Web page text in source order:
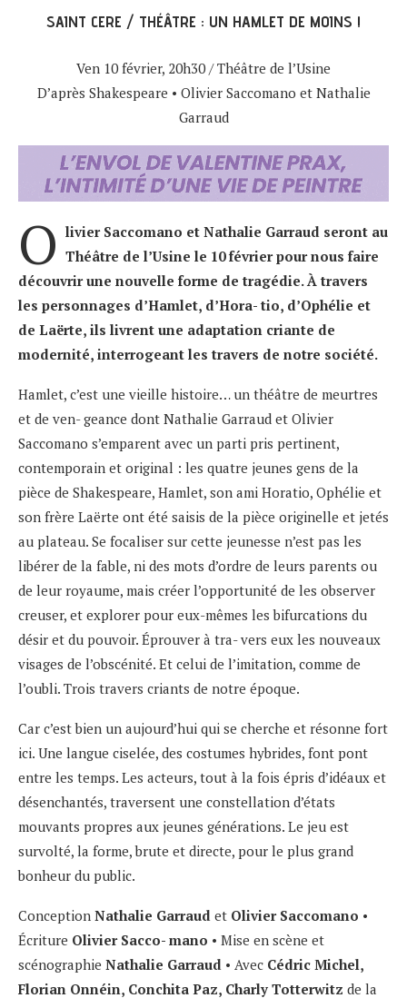
SAINT CERE / THÉÂTRE : UN HAMLET DE MOINS !
Ven 10 février, 20h30 / Théâtre de l’Usine
D’après Shakespeare • Olivier Saccomano et Nathalie
Garraud
O livier Saccomano et Nathalie Garraud seront au
Théâtre de l’Usine le 10 février pour nous faire
découvrir une nouvelle forme de tragédie. À travers
les personnages d’Hamlet, d’Hora- tio, d’Ophélie et
de Laërte, ils livrent une adaptation criante de
modernité, interrogeant les travers de notre société.
Hamlet, c’est une vieille histoire… un théâtre de meurtres
et de ven- geance dont Nathalie Garraud et Olivier
Saccomano s’emparent avec un parti pris pertinent,
contemporain et original : les quatre jeunes gens de la
pièce de Shakespeare, Hamlet, son ami Horatio, Ophélie et
son frère Laërte ont été saisis de la pièce originelle et jetés
au plateau. Se focaliser sur cette jeunesse n’est pas les
libérer de la fable, ni des mots d’ordre de leurs parents ou
de leur royaume, mais créer l’opportunité de les observer
creuser, et explorer pour eux-mêmes les bifurcations du
désir et du pouvoir. Éprouver à tra- vers eux les nouveaux
visages de l’obscénité. Et celui de l’imitation, comme de
l’oubli. Trois travers criants de notre époque.
Car c’est bien un aujourd’hui qui se cherche et résonne fort
ici. Une langue ciselée, des costumes hybrides, font pont
entre les temps. Les acteurs, tout à la fois épris d’idéaux et
désenchantés, traversent une constellation d’états
mouvants propres aux jeunes générations. Le jeu est
survolté, la forme, brute et directe, pour le plus grand
bonheur du public.
Conception Nathalie Garraud et Olivier Saccomano •
Écriture Olivier Sacco- mano • Mise en scène et
scénographie Nathalie Garraud • Avec Cédric Michel,
Florian Onnéin, Conchita Paz, Charly Totterwitz de la